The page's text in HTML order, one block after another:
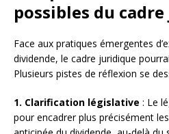
possibles du
Face aux pratiques émergentes
dividende, le cadre juridique
Plusieurs pistes de réflexion se
1. Clarification législative : Le
pour encadrer plus précisément